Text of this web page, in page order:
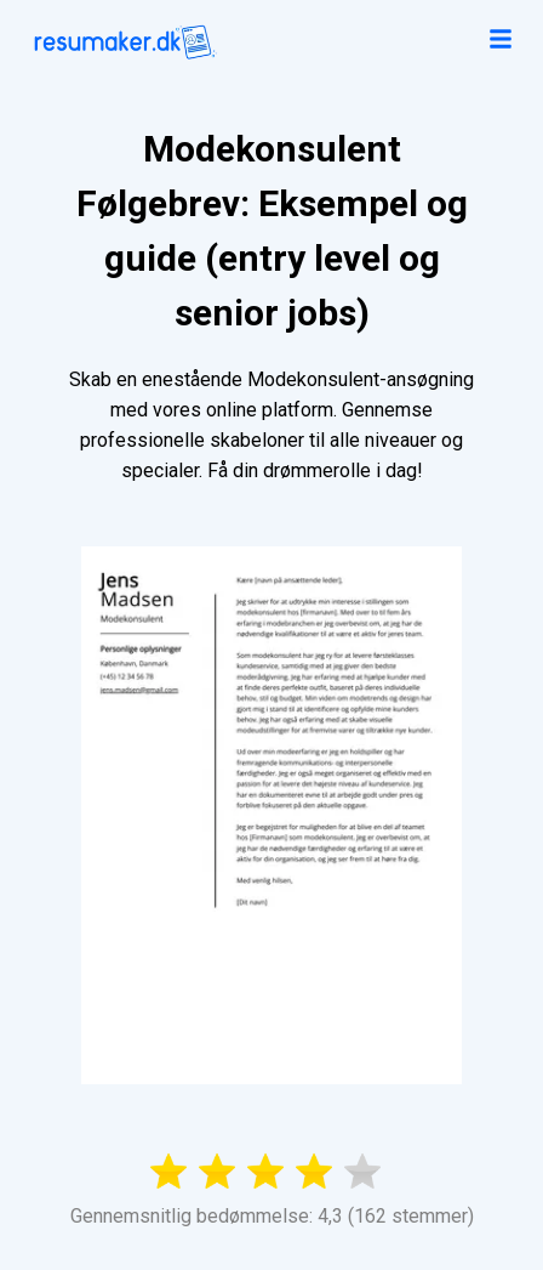
Modekonsulent
Følgebrev: Eksempel og
guide (entry level og
senior jobs)
Skab en enestående Modekonsulent-ansøgning
med vores online platform. Gennemse
professionelle skabeloner til alle niveauer og
specialer. Få din drømmerolle i dag!
Gennemsnitlig bedømmelse: 4,3 (162 stemmer)